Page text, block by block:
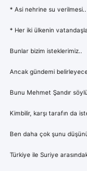
* Asi nehrine su verilmesi..
* Her iki ülkenin
Bunlar bizim isteklerimiz..
Ancak gündemi
Bunu Mehmet Şandır
Kimbilir, karşı tarafın da
Ben daha çok şunu
Türkiye ile Suriye